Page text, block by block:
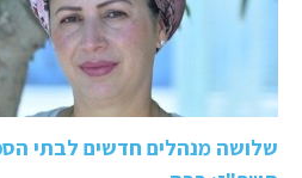
שלושה מנהלים חדשים לבתי